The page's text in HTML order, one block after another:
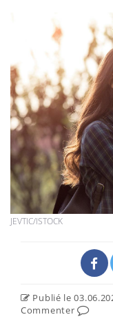
JEVTIC/ISTOCK
Publié le
Commenter